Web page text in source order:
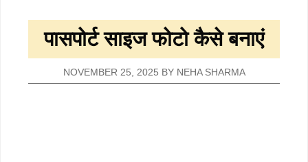
पासपोर्ट साइज फोटो कैसे बनाएं
NOVEMBER 25, 2025 BY NEHA SHARMA